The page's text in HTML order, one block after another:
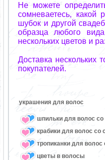
Не можете
сомневаетесь, какой
шубок и другой
образца любого
нескольких цветов и
Доставка нескольких
покупателей.
украшения для волос
шпильки для волос со
крабики для волос со
тропиканки для
цветы в волосы